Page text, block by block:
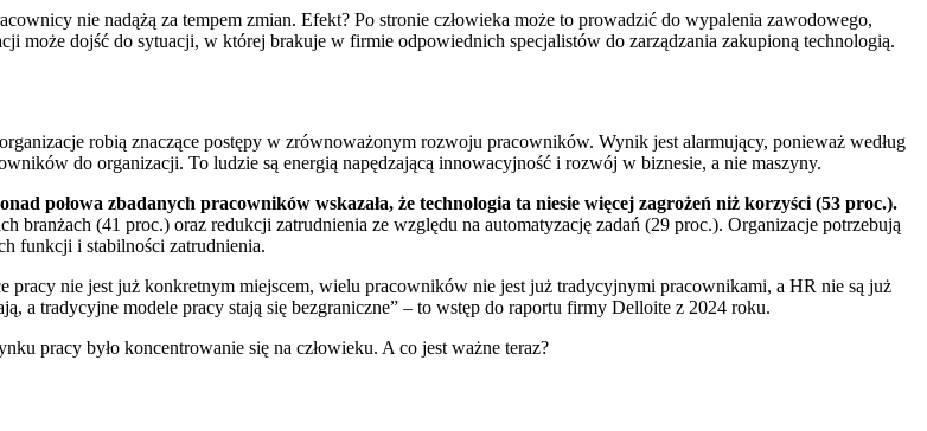
nie nadążą za tempem zmian. Efekt? Po stronie człowieka może to prowadzić do wypalenia zawodowego,
może dojść do sytuacji, w której brakuje w firmie odpowiednich specjalistów do zarządzania zakupioną technologią.
robią znaczące postępy w zrównoważonym rozwoju pracowników. Wynik jest alarmujący, ponieważ według
do organizacji. To ludzie są energią napędzającą innowacyjność i rozwój w biznesie, a nie maszyny.
połowa zbadanych pracowników wskazała, że technologia ta niesie więcej zagrożeń niż korzyści (53 proc.).
branżach (41 proc.) oraz redukcji zatrudnienia ze względu na automatyzację zadań (29 proc.). Organizacje potrzebują
funkcji i stabilności zatrudnienia.
pracy nie jest już konkretnym miejscem, wielu pracowników nie jest już tradycyjnymi pracownikami, a HR nie są już
a tradycyjne modele pracy stają się bezgraniczne” – to wstęp do raportu firmy Delloite z 2024 roku.
pracy było koncentrowanie się na człowieku. A co jest ważne teraz?